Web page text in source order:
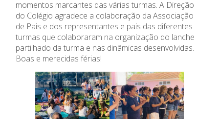
O Colégio
Oferta Formativa
Ensino Profissional
Ano Letivo
Admissão
momentos marcantes das várias turmas. A Direção
do Colégio agradece a colaboração da Associação
de Pais e dos representantes e pais das diferentes
turmas que colaboraram na organização do lanche
partilhado da turma e nas dinâmicas desenvolvidas.
Boas e merecidas férias!